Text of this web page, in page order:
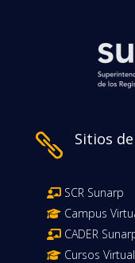
 Sitios
SCR Sunarp
Campus
CADER
Cursos